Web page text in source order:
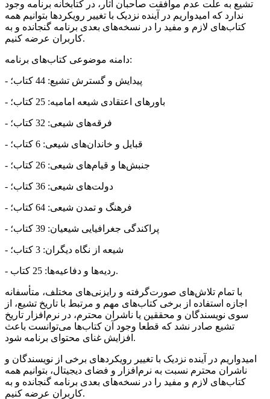
تشیع به علت عدم موافقت صاحبان آثار، در کتابخانه برنامه وجود
ندارد که امیدواریم در آینده نزدیک با تغییر رویکردها بتوانیم همه
کتاب‌های لازم و مفید را در نسخه‌های بعدی برنامه گنجانده و به
کاربران عرضه کنیم.
دامنه موضوعی کتاب‌های برنامه:
- پیدایش و گسترش تشیع: 44 کتاب؛
- باورهای اعتقادی شیعه امامیه: 25 کتاب؛
- فرقه‌های شیعی: 32 کتاب؛
- قبایل و خاندان‌های شیعی: 6 کتاب؛
- جنبش‌ها و قیام‌های شیعی: 26 کتاب؛
- دولت‌های شیعی: 36 کتاب؛
- فرهنگ و تمدن شیعی: 64 کتاب؛
- پراکندگی جغرافیایی شیعیان: 39 کتاب؛
- شیعه از نگاه دیگران: 3 کتاب؛
- ردیه‌ها و دفاعیه‌ها: 25 کتاب.
با تمام تلاش‌های صورت‌گرفته و رایزنی‌های مختلف، متأسفانه
اجازه استفاده از برخی کتاب‌های مهم و مرتبط با تاریخ تشیع، از
سوی نویسندگان و محققین یا ناشران محترم، در نرم‌افزار تاریخ
تشیع صادر نشد که قطعا وجود آن کتاب‌ها می‌توانست باعث
افزایش غنای محتوای برنامه ‌شود.
امیدواریم در آینده نزدیک با تغییر رویکردهای برخی از نویسندگان و
ناشران محترم نسبت به نرم‌افزار و فضای دیجیتال، بتوانیم همه
کتاب‌های لازم و مفید را در نسخه‌های بعدی برنامه گنجانده و به
کاربران عرضه کنیم.